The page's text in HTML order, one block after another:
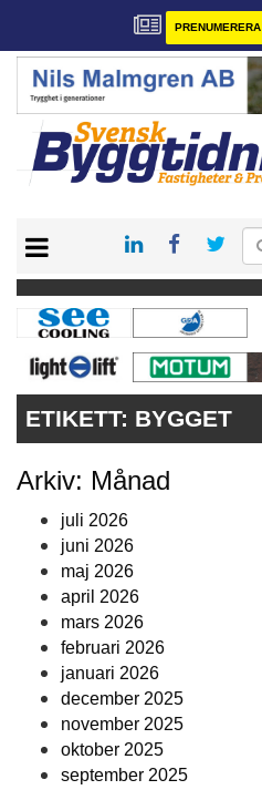
PRENUMERERA
PRENUMERERA
VÅRA ANDRA MAGASIN
ANNONSERA
ETIKETT: BYGGET
Arkiv: Månad
juli 2026
juni 2026
maj 2026
april 2026
mars 2026
februari 2026
januari 2026
december 2025
november 2025
oktober 2025
september 2025